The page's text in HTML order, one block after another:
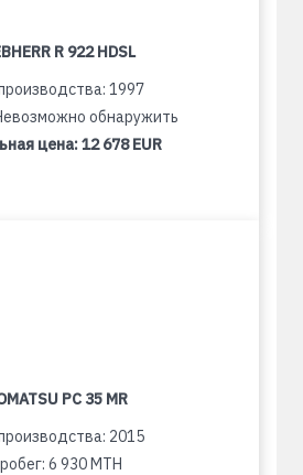
R 922 HDSL
1997
обнаружить
цена:12 678 EUR
PC 35 MR
2015
6 930 MTH